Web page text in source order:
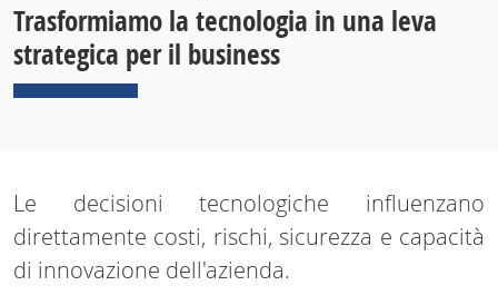
Trasformiamo la tecnologia in una leva
strategica per il business
Le decisioni tecnologiche influenzano
direttamente costi, rischi, sicurezza e capacità
di innovazione dell'azienda.